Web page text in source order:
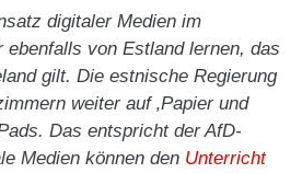
digitaler Medien im
von Estland lernen, das
gilt. Die estnische Regierung
weiter auf ‚Papier und
Das entspricht der AfD-
Medien können den Unterricht